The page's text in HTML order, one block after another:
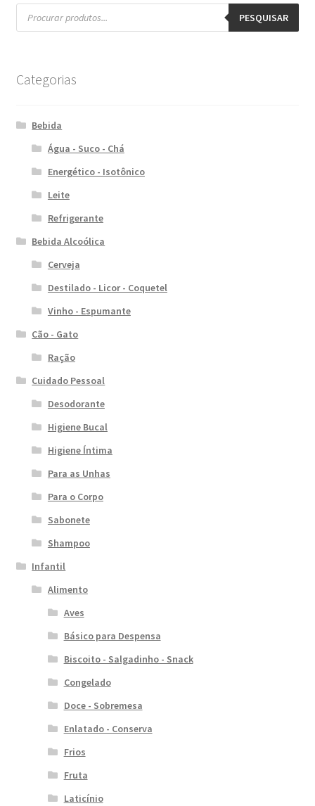
Pesquisar
produtos PESQUISAR
Categorias
Bebida
Água - Suco - Chá
Energético - Isotônico
Leite
Refrigerante
Bebida Alcoólica
Cerveja
Destilado - Licor - Coquetel
Vinho - Espumante
Cão - Gato
Ração
Cuidado Pessoal
Desodorante
Higiene Bucal
Higiene Íntima
Para as Unhas
Para o Corpo
Sabonete
Shampoo
Infantil
Alimento
Aves
Básico para Despensa
Biscoito - Salgadinho - Snack
Congelado
Doce - Sobremesa
Enlatado - Conserva
Frios
Fruta
Laticínio